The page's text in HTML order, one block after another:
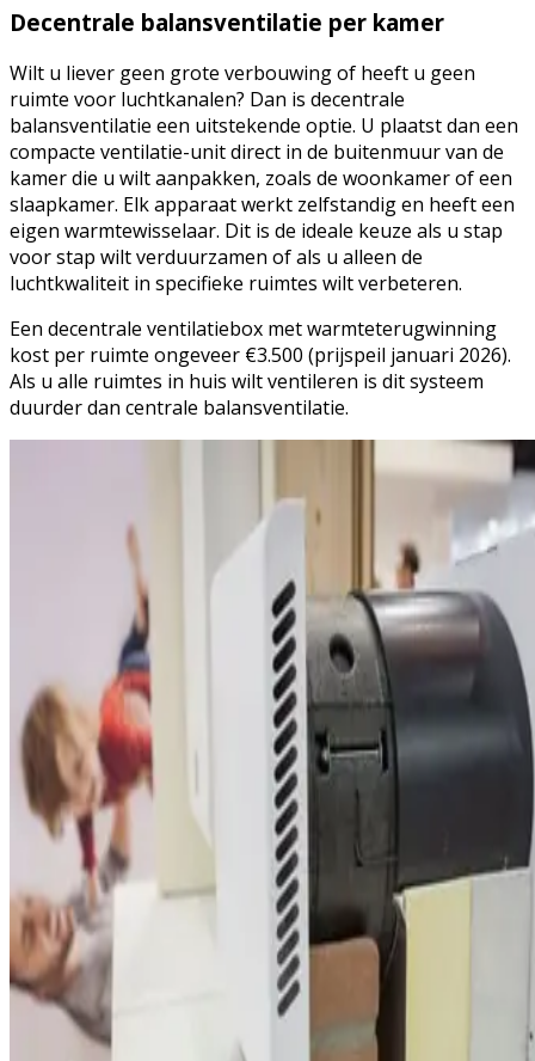
Decentrale balansventilatie per kamer
Wilt u liever geen grote verbouwing of heeft u geen
ruimte voor luchtkanalen? Dan is decentrale
balansventilatie een uitstekende optie. U plaatst dan een
compacte ventilatie-unit direct in de buitenmuur van de
kamer die u wilt aanpakken, zoals de woonkamer of een
slaapkamer. Elk apparaat werkt zelfstandig en heeft een
eigen warmtewisselaar. Dit is de ideale keuze als u stap
voor stap wilt verduurzamen of als u alleen de
luchtkwaliteit in specifieke ruimtes wilt verbeteren.
Een decentrale ventilatiebox met warmteterugwinning
kost per ruimte ongeveer €3.500 (prijspeil januari 2026).
Als u alle ruimtes in huis wilt ventileren is dit systeem
duurder dan centrale balansventilatie.